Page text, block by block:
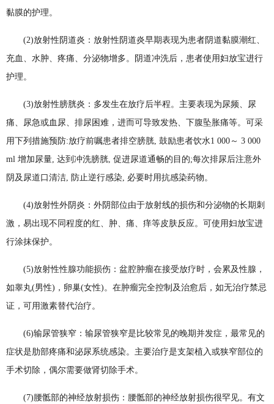
黏膜的护理。
(2)放射性阴道炎：放射性阴道炎早期表现为患者阴道黏膜潮红、
充血、水肿、疼痛、分泌物增多。阴道冲洗后，患者使用妇放宝进行
护理。
(3)放射性膀胱炎：多发生在放疗后半程。主要表现为尿频、尿
痛、尿急或血尿、排尿困难，进而可导致发热、下腹坠胀痛等。可采
用下列措施预防:放疗前嘱患者排空膀胱, 鼓励患者饮水1 000～ 3 000
ml 增加尿量, 达到冲洗膀胱, 促进尿道通畅的目的;每次排尿后注意外
阴及尿道口清洁, 防止逆行感染, 必要时用抗感染药物。
(4)放射性外阴炎：外阴部位由于放射线的损伤和分泌物的长期刺
激，易出现不同程度的红、肿、痛、痒等皮肤反应。可使用妇放宝进
行涂抹保护。
(5)放射性性腺功能损伤：盆腔肿瘤在接受放疗时，会累及性腺，
如睾丸(男性)，卵巢(女性)。在肿瘤完全控制及治愈后，如无治疗禁忌
证，可用激素替代治疗。
(6)输尿管狭窄：输尿管狭窄是比较常见的晚期并发症，最常见的
症状是肋部疼痛和泌尿系统感染。主要治疗是支架植入或狭窄部位的
手术切除，偶尔需要做肾切除手术。
(7)腰骶部的神经放射损伤：腰骶部的神经放射损伤很罕见。有文